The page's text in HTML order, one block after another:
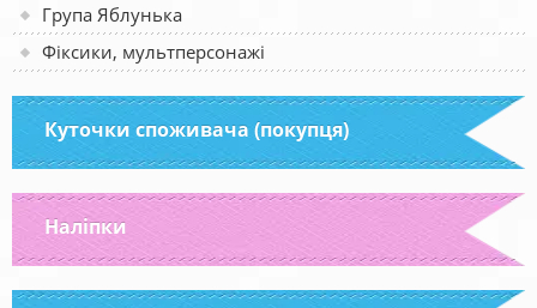
Група Яблунька
Фіксики, мультперсонажі
Куточки споживача (покупця)
Наліпки